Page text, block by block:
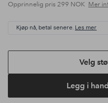
Opprinnelig pris 299 NOK Mer
Kjøp nå, betal senere. Les mer
Velg
Legg i